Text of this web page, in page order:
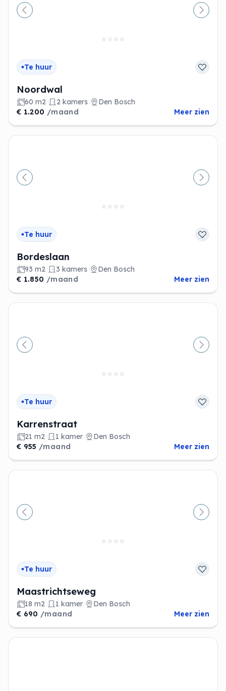
Vorige
Te huur
Noordwal
60 m2 2 kamers
Den Bosch
€ 1.200 /maand Meer zien
Vorige
Te huur
Bordeslaan
93 m2 3 kamers
Den Bosch
€ 1.850 /maand Meer zien
Vorige
Te huur
Karrenstraat
21 m2 1 kamer
Den Bosch
€ 955 /maand Meer zien
Vorige
Te huur
Maastrichtseweg
18 m2 1 kamer
Den Bosch
€ 690 /maand Meer zien